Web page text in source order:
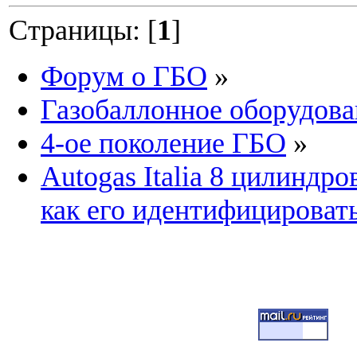
Страницы: [1]
Форум о ГБО »
Газобаллонное
4-ое поколение ГБО »
Autogas Italia 8
как его